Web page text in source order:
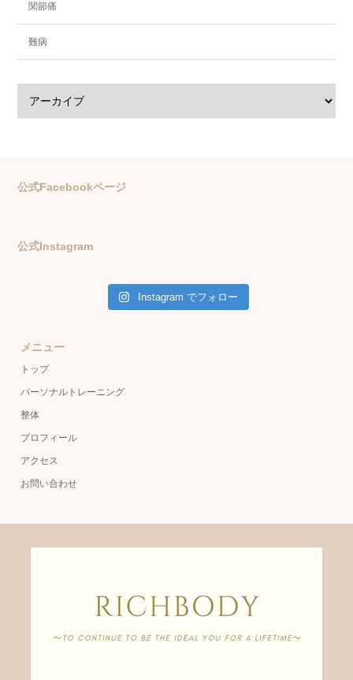
関節痛
難病
公式Facebookページ
公式Instagram
Instagram でフォロー
メニュー
トップ
パーソナルトレーニング
整体
プロフィール
アクセス
お問い合わせ